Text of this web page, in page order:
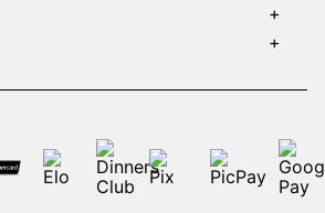
+
+